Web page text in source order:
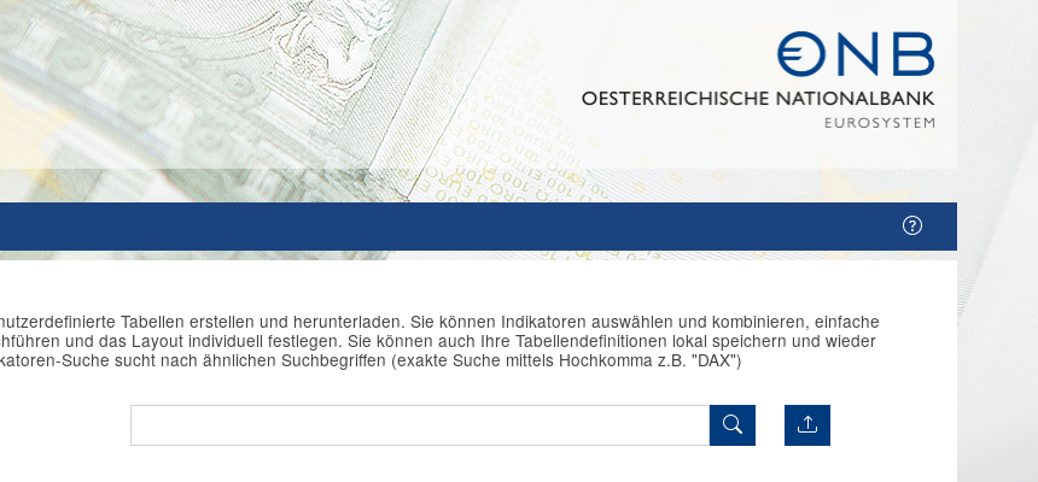
Tabellen erstellen und herunterladen. Sie können Indikatoren auswählen und kombinieren, einfache
und das Layout individuell festlegen. Sie können auch Ihre Tabellendefinitionen lokal speichern und wieder
Suche sucht nach ähnlichen Suchbegriffen (exakte Suche mittels Hochkomma z.B. "DAX")